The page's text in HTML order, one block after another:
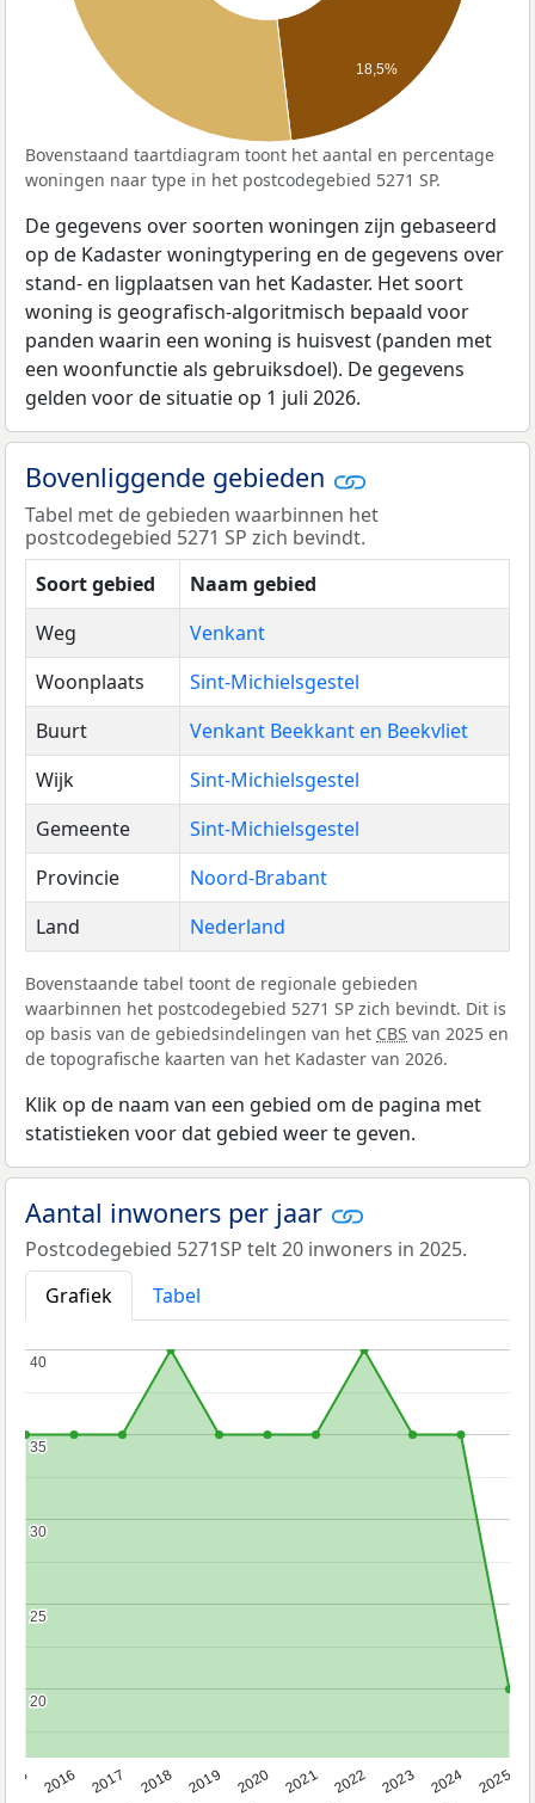
18,5%
Bovenstaand taartdiagram toont het aantal en percentage
woningen naar type in het postcodegebied 5271 SP.
De gegevens over soorten woningen zijn gebaseerd
op de Kadaster woningtypering en de gegevens over
stand- en ligplaatsen van het Kadaster. Het soort
woning is geografisch-algoritmisch bepaald voor
panden waarin een woning is huisvest (panden met
een woonfunctie als gebruiksdoel). De gegevens
gelden voor de situatie op 1 juli 2026.
Bovenliggende gebieden
Tabel met de gebieden waarbinnen het
postcodegebied 5271 SP zich bevindt.
Soort gebied
Naam gebied
Weg
Venkant
Woonplaats
Sint-Michielsgestel
Buurt
Venkant Beekkant en Beekvliet
Wijk
Sint-Michielsgestel
Gemeente
Sint-Michielsgestel
Provincie
Noord-Brabant
Land
Nederland
Bovenstaande tabel toont de regionale gebieden
waarbinnen het postcodegebied 5271 SP zich bevindt. Dit is
op basis van de gebiedsindelingen van het CBS van 2025 en
de topografische kaarten van het Kadaster van 2026.
Klik op de naam van een gebied om de pagina met
statistieken voor dat gebied weer te geven.
Aantal inwoners per jaar
Postcodegebied 5271SP telt 20 inwoners in 2025.
Grafiek
Tabel
2016 2017 2018 2019 2020 2021 2022 2023 2024 2025
20
20
25
25
30
30
35
35
40
40